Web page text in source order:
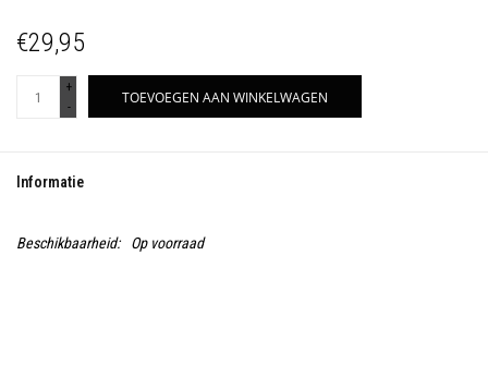
€29,95
+
-
TOEVOEGEN AAN WINKELWAGEN
Informatie
Beschikbaarheid: Op voorraad